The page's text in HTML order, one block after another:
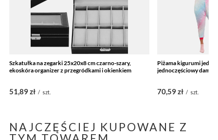
Szkatułka na zegarki 25x20x8 cm czarno-szary,
ekoskóra organizer z przegródkami i okienkiem
51,89 zł / szt.
Piżama kigurumi
jednoczęściowy
70,59 zł / szt.
NAJCZĘŚCIEJ KUPOWANE Z